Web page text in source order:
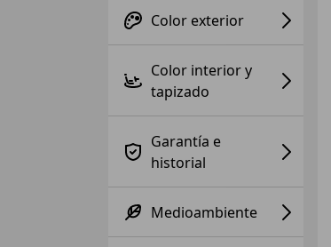
Color exterior
Color interior y
tapizado
Garantía e
historial
Medioambiente